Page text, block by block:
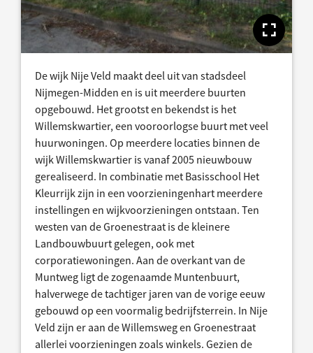
De wijk Nije Veld maakt deel uit van stadsdeel
Nijmegen-Midden en is uit meerdere buurten
opgebouwd. Het grootst en bekendst is het
Willemskwartier, een vooroorlogse buurt met veel
huurwoningen. Op meerdere locaties binnen de
wijk Willemskwartier is vanaf 2005 nieuwbouw
gerealiseerd. In combinatie met Basisschool Het
Kleurrijk zijn in een voorzieningenhart meerdere
instellingen en wijkvoorzieningen ontstaan. Ten
westen van de Groenestraat is de kleinere
Landbouwbuurt gelegen, ook met
corporatiewoningen. Aan de overkant van de
Muntweg ligt de zogenaamde Muntenbuurt,
halverwege de tachtiger jaren van de vorige eeuw
gebouwd op een voormalig bedrijfsterrein. In Nije
Veld zijn er aan de Willemsweg en Groenestraat
allerlei voorzieningen zoals winkels. Gezien de